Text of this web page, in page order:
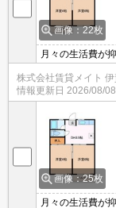
画像：22枚
月々の生活費が
無料物件！面倒
はもちろんテレ
株式会社賃貸メイト
情報更新日 2026/08/08
画像：25枚
月々の生活費が